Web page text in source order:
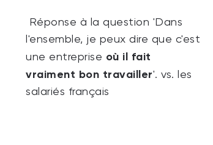
Réponse à la question 'Dans
l'ensemble, je peux dire que c'est
une entreprise où il fait
vraiment bon travailler'. vs. les
salariés français